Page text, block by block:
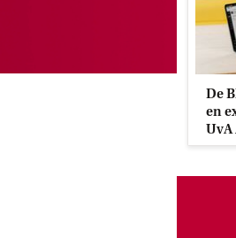
De
en
UvA
Toon